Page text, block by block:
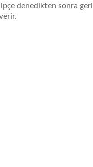
denedikten sonra geri